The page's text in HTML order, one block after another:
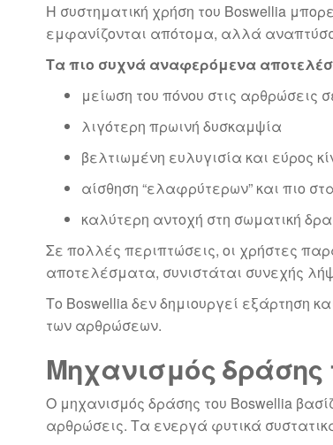
Η συστηματική χρήση του Boswellia
εμφανίζονται απότομα, αλλά
Τα πιο συχνά αναφερόμενα
μείωση του πόνου στις αρθρώσεις
λιγότερη πρωινή δυσκαμψία
βελτιωμένη ευλυγισία και εύρος
αίσθηση “ελαφρύτερων” και πιο
καλύτερη αντοχή στη σωματική
Σε πολλές περιπτώσεις, οι χρήστες
αποτελέσματα, συνιστάται συνεχής
Το Boswellia δεν δημιουργεί εξάρτηση
των αρθρώσεων.
Μηχανισμός δράσης
Ο μηχανισμός δράσης του Boswellia
αρθρώσεις. Τα ενεργά φυτικά